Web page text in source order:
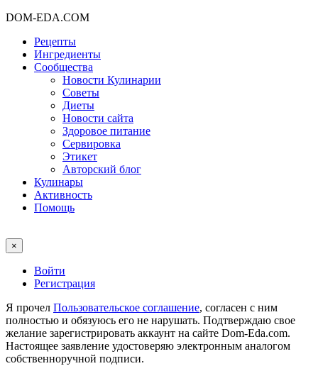
DOM-EDA.COM
Рецепты
Ингредиенты
Сообщества
Новости Кулинарии
Советы
Диеты
Новости сайта
Здоровое питание
Сервировка
Этикет
Авторский блог
Кулинары
Активность
Помощь
×
Войти
Регистрация
Я прочел Пользовательское соглашение, согласен с ним
полностью и обязуюсь его не нарушать. Подтверждаю свое
желание зарегистрировать аккаунт на сайте Dom-Eda.com.
Настоящее заявление удостоверяю электронным аналогом
собственноручной подписи.